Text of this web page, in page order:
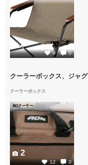
9 0
2
クーラーボックス、ジャグ
クーラーボックス
AOクーラー
12 0
2